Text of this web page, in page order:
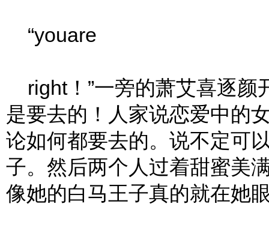
“youare
right！”一旁的萧艾喜逐颜
是要去的！人家说恋爱中的
论如何都要去的。说不定可
子。然后两个人过着甜蜜美
像她的白马王子真的就在她